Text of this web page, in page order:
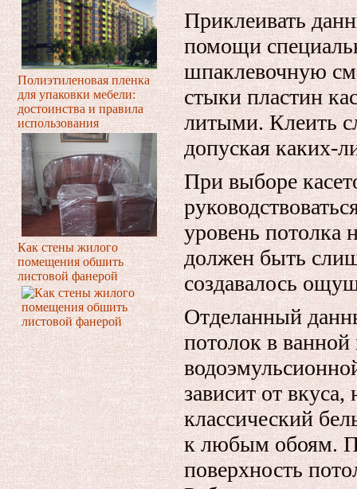
Полиэтиленовая пленка
для упаковки мебели:
достоинства и правила
использования
Как стены жилого
помещения обшить
листовой фанерой
Приклеивать
помощи
шпаклевочную
стыки пластин
литыми. Клеить
допуская каких-
При выборе
уровень потолка
должен быть
создавалось
Отделанный
потолок в
зависит от
классический
к любым обоям.
поверхность